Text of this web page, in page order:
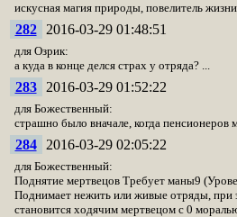
искусная магия природы, повелитель
282 2016-03-29 01:48:51
для Озрик:
а куда в конце делся страх у отряда? ...
283 2016-03-29 01:52:22
для Божественный:
страшно было вначале, когда
284 2016-03-29 02:05:22
для Божественный:
Поднятие мертвецов Требует маны9
Поднимает нежить или живые отряды, при
становится ходячим мертвецом с 0